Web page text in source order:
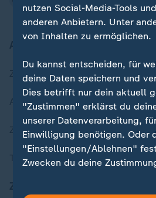
Zuletzt veröffentlicht
Aktuelle Sendungs-Videos
ZDFheute Stories
Themen im Überblick
nutzen Social-Media-Tools
anderen Anbietern. Unter
von Inhalten zu ermöglichen.
Du kannst entscheiden, für
deine Daten speichern und
Dies betrifft nur dein aktuell
"Zustimmen" erklärst du
unserer Datenverarbeitung,
Einwilligung benötigen. Oder
"Einstellungen/Ablehnen"
Zwecken du deine